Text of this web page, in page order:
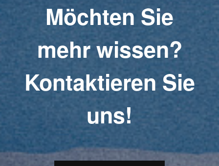
Möchten Sie
mehr wissen?
Kontaktieren Sie
uns!